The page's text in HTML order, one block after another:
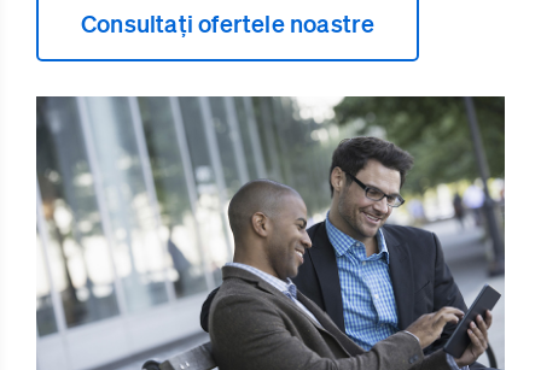
Consultați ofertele noastre